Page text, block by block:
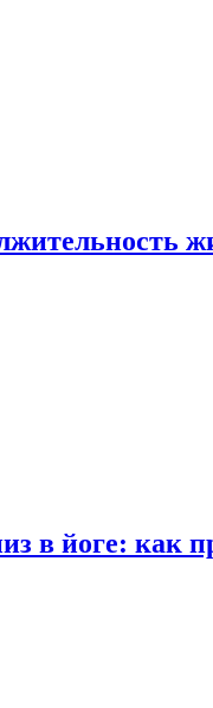
в йоге: как